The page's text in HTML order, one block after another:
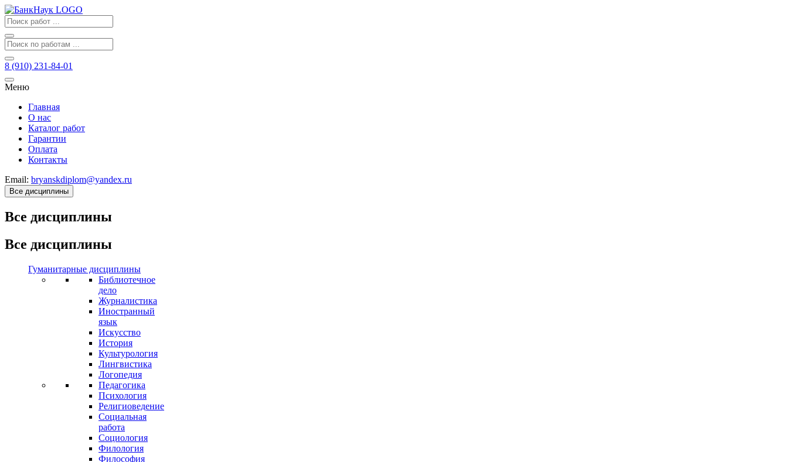
8 (910) 231-84-01
Меню
Главная
О нас
Каталог работ
Гарантии
Оплата
Контакты
Email: bryanskdiplom@yandex.ru
Все дисциплины
Все дисциплины
Все дисциплины
Гуманитарные дисциплины
Библиотечное
дело
Журналистика
Иностранный
язык
Искусство
История
Культурология
Лингвистика
Логопедия
Педагогика
Психология
Религиоведение
Социальная
работа
Социология
Филология
Философия